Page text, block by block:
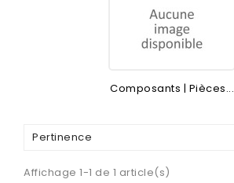
Composants | Pièces...
Pertinence
Affichage 1-1 de 1 article(s)